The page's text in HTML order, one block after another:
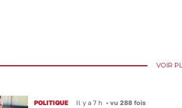
VOIR
POLITIQUE Il y a 7 h •vu 288 fois